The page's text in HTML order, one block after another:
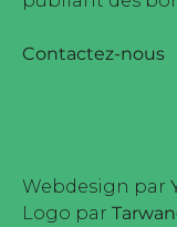
Contactez-nous
Webdesign par
Logo par